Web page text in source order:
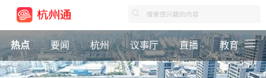
热点 要闻 杭州 议事厅 直播 教育